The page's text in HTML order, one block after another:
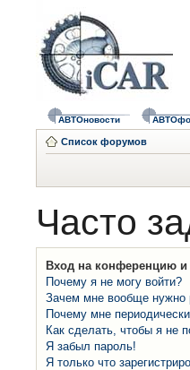
АВТОновости
Список форумов
Часто
Вход на конференцию и
Почему я не могу войти?
Зачем мне вообще нужно
Почему мне
Как сделать, чтобы я не
Я забыл пароль!
Я только что